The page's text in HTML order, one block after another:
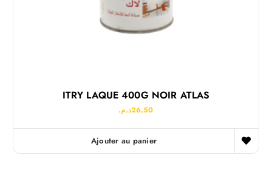
ITRY LAQUE 400G NOIR ATLAS
26.50د.م.
Ajouter au panier